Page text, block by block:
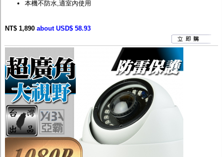
本機不防水,適室內使用
NT$ 1,890 about USD$ 58.93